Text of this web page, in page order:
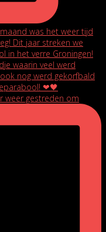
weer gestreden om